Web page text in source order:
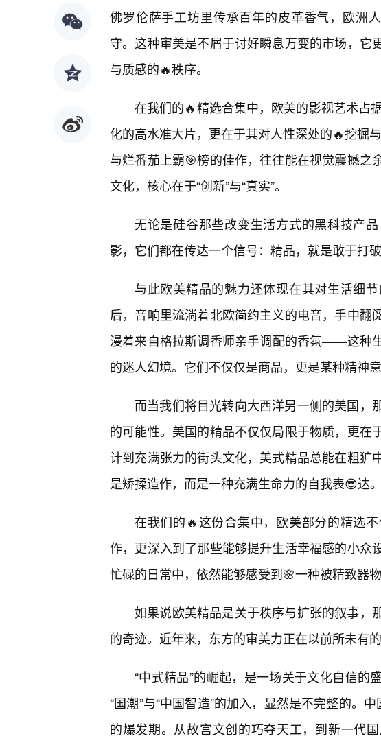
佛罗伦萨手工坊里传承百年的皮革香气，欧洲
守。这种审美是不屑于讨好瞬息万变的市场，它
与质感的🔥秩序。
在我们的🔥精选合集中，欧美的影视艺术占
化的高水准大片，更在于其对人性深处的🔥挖掘
与烂番茄上霸🎯榜的佳作，往往能在视觉震撼之
文化，核心在于“创新”与“真实”。
无论是硅谷那些改变生活方式的黑科技产
影，它们都在传达一个信号：精品，就是敢于打破
与此欧美精品的魅力还体现在其对生活细
后，音响里流淌着北欧简约主义的电音，手中翻
漫着来自格拉斯调香师亲手调配的香氛——这种
的迷人幻境。它们不仅仅是商品，更是某种精神意
而当我们将目光转向大西洋另一侧的美国，
的可能性。美国的精品不仅仅局限于物质，更在
计到充满张力的街头文化，美式精品总能在粗犷
是矫揉造作，而是一种充满生命力的自我表😎达。
在我们的🔥这份合集中，欧美部分的精选
作，更深入到了那些能够提升生活幸福感的小众
忙碌的日常中，依然能够感受到🌸一种被精致器
如果说欧美精品是关于秩序与扩张的叙事，
的奇迹。近年来，东方的审美力正在以前所未有
“中式精品”的崛起，是一场关于文化自信的
“国潮”与“中国智造”的加入，显然是不完整的。
的爆发期。从故宫文创的巧夺天工，到新一代